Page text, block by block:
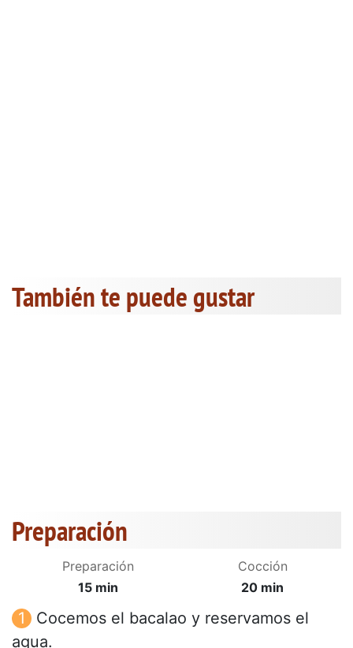
También te puede gustar
Preparación
Preparación
15 min
Cocción
20 min
Cocemos el bacalao y reservamos el
agua.